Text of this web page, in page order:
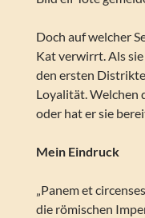
Doch auf welcher
Kat verwirrt. Als
den ersten
Loyalität. Welchen
oder hat er sie
Mein Eindruck
„Panem et
die römischen